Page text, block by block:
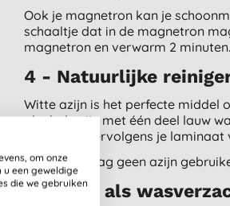
Ook je magnetron kan je
schaaltje dat in de magnetron
magnetron en verwarm 2
4 - Natuurlijke
Witte azijn is het perfecte middel
alcohol azijn met één deel lauw
toe. Maak vervolgens je
Let op: Je mag geen azijn
5 - Azijn als
om onze
u een geweldige
die we gebruiken